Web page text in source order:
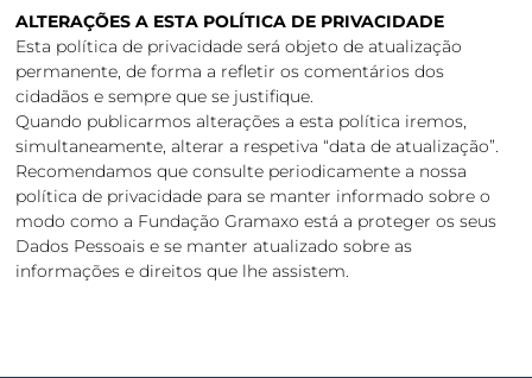
ALTERAÇÕES A ESTA POLÍTICA DE PRIVACIDADE
Esta política de privacidade será objeto de atualização
permanente, de forma a refletir os comentários dos
cidadãos e sempre que se justifique.
Quando publicarmos alterações a esta política iremos,
simultaneamente, alterar a respetiva “data de atualização”.
Recomendamos que consulte periodicamente a nossa
política de privacidade para se manter informado sobre o
modo como a Fundação Gramaxo está a proteger os seus
Dados Pessoais e se manter atualizado sobre as
informações e direitos que lhe assistem.